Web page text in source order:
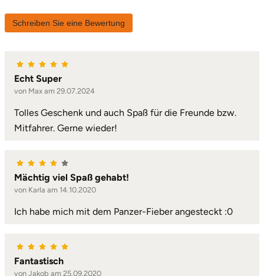
Schreiben Sie eine Bewertung
Echt Super
von Max am 29.07.2024
Tolles Geschenk und auch Spaß für die Freunde bzw.
Mitfahrer. Gerne wieder!
Mächtig viel Spaß gehabt!
von Karla am 14.10.2020
Ich habe mich mit dem Panzer-Fieber angesteckt :0
Fantastisch
von Jakob am 25.09.2020
Lüchow-Dannenberg
Magdeburg
Mainz
Mannheim
Mecklenburgische Seenplatte
Merzig